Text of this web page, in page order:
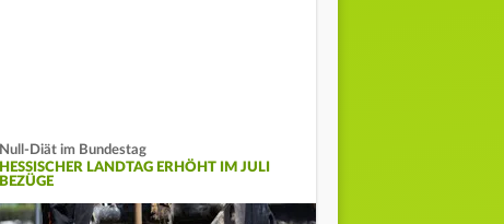
Null-Diät im Bundestag
HESSISCHER LANDTAG ERHÖHT IM JULI
BEZÜGE